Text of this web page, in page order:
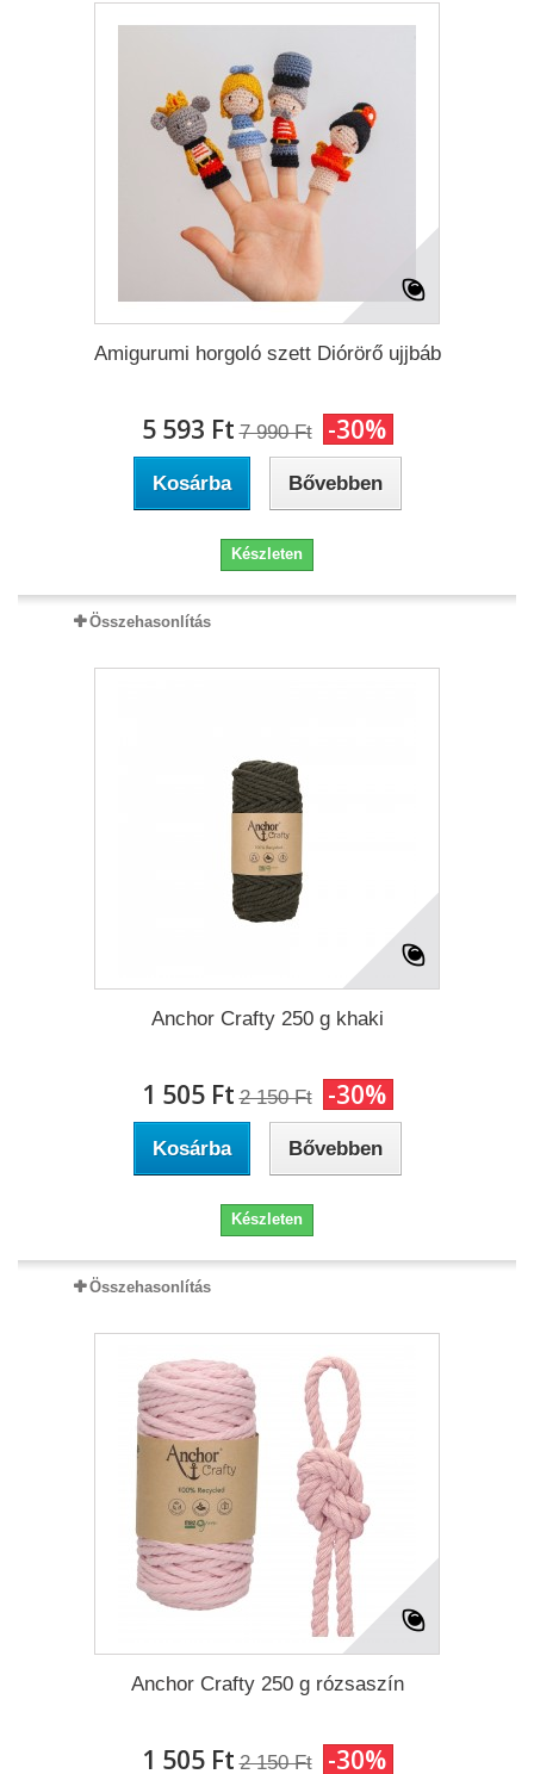
Amigurumi horgoló szett Diórörő ujjbáb
5 593 Ft‎ 7 990 Ft‎ -30%
Kosárba Bővebben
Készleten
Összehasonlítás
Anchor Crafty 250 g khaki
1 505 Ft‎ 2 150 Ft‎ -30%
Kosárba Bővebben
Készleten
Összehasonlítás
Anchor Crafty 250 g rózsaszín
1 505 Ft‎ 2 150 Ft‎ -30%